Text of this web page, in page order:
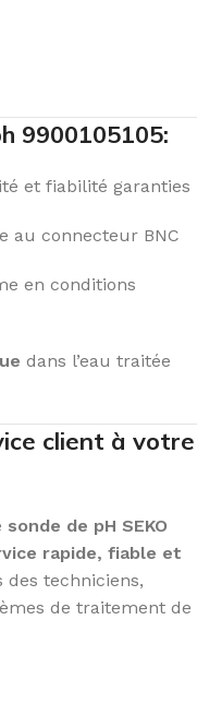
9900105105:
et fiabilité garanties
au connecteur BNC
en conditions
dans l’eau traitée
client à votre
sonde de pH SEKO
rapide, fiable et
des techniciens,
de traitement de